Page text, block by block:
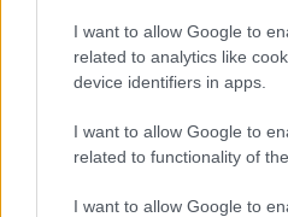
I want to allow Google to
related to analytics like
device identifiers in apps.
I want to allow Google to
related to functionality of
I want to allow Google to
Ajváros-
Zöldséges-
főzelék